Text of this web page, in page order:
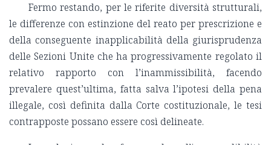
Fermo restando, per le riferite diversità strutturali,
le differenze con estinzione del reato per prescrizione e
della conseguente inapplicabilità della giurisprudenza
delle Sezioni Unite che ha progressivamente regolato il
relativo rapporto con l’inammissibilità, facendo
prevalere quest’ultima, fatta salva l’ipotesi della pena
illegale, così definita dalla Corte costituzionale, le tesi
contrapposte possano essere così delineate.